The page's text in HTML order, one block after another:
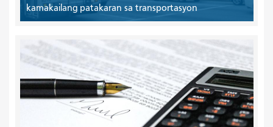
kamakailang patakaran sa transportasyon